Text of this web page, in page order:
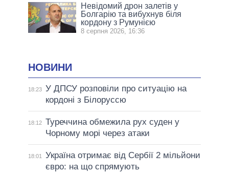
Невідомий дрон залетів у
Болгарію та вибухнув біля
кордону з Румунією
8 серпня 2026, 16:36
НОВИНИ
18:23 У ДПСУ розповіли про ситуацію на
кордоні з Білоруссю
18:12 Туреччина обмежила рух суден у
Чорному морі через атаки
18:01
Україна отримає від Сербії 2 мільйони
євро: на що спрямують